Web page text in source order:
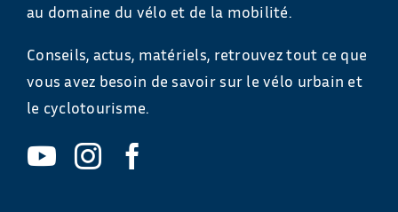
au domaine du vélo et de la mobilité.
Conseils, actus, matériels, retrouvez tout ce que
vous avez besoin de savoir sur le vélo urbain et
le cyclotourisme.